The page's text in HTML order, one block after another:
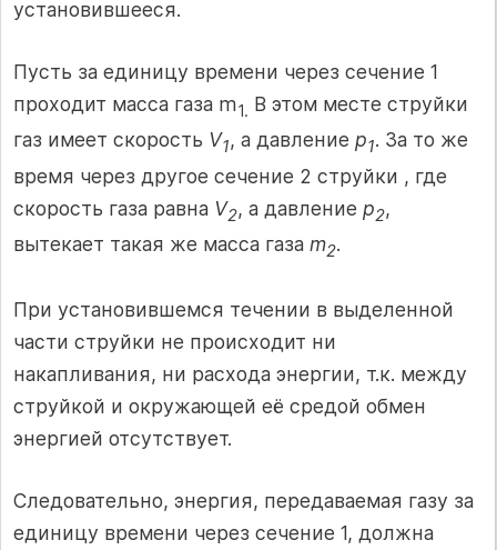
установившееся.
Пусть за единицу времени через сечение 1
проходит масса газа m1. В этом месте струйки
газ имеет скорость V1, а давление p1. За то же
время через другое сечение 2 струйки , где
скорость газа равна V2, а давление p2,
вытекает такая же масса газа m2.
При установившемся течении в выделенной
части струйки не происходит ни
накапливания, ни расхода энергии, т.к. между
струйкой и окружающей её средой обмен
энергией отсутствует.
Следовательно, энергия, передаваемая газу за
единицу времени через сечение 1, должна